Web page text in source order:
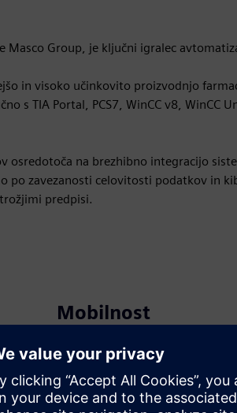
Group, je ključni igralec
in visoko učinkovito proizvodnjo
s TIA Portal, PCS7, WinCC v8, WinCC
osredotoča na brezhibno integracijo
po zavezanosti celovitosti podatkov in
predpisi.
Mobilnost
Build
Razširi ali gradi na izdelku/
Xcelerator z ustvarjanjem
nove rešitve za stranke z